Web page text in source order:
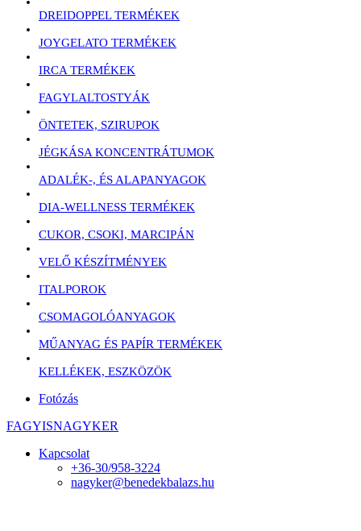
DREIDOPPEL TERMÉKEK
JOYGELATO TERMÉKEK
IRCA TERMÉKEK
FAGYLALTOSTYÁK
ÖNTETEK, SZIRUPOK
JÉGKÁSA KONCENTRÁTUMOK
ADALÉK-, ÉS ALAPANYAGOK
DIA-WELLNESS TERMÉKEK
CUKOR, CSOKI, MARCIPÁN
VELŐ KÉSZÍTMÉNYEK
ITALPOROK
CSOMAGOLÓANYAGOK
MŰANYAG ÉS PAPÍR TERMÉKEK
KELLÉKEK, ESZKÖZÖK
Fotózás
FAGYISNAGYKER
Kapcsolat
+36-30/958-3224
nagyker@benedekbalazs.hu